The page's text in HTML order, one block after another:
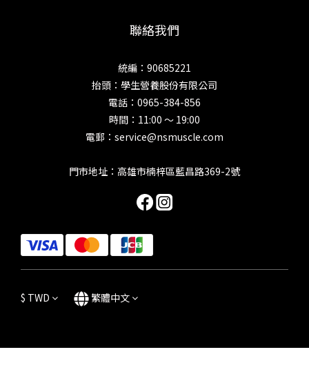
聯絡我們
統編：90685221
抬頭：學生營養股份有限公司
電話：0965-384-856
時間：11:00 ～ 19:00
電郵：service@nsmuscle.com
門市地址：高雄市楠梓區藍昌路369-2號
$ TWD 繁體中文